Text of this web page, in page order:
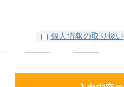
個人情報の取り扱い